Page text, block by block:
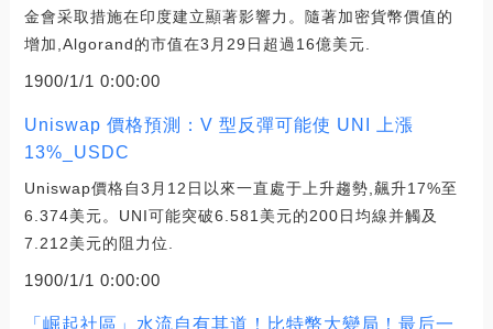
金會采取措施在印度建立顯著影響力。隨著加密貨幣價值的
增加,Algorand的市值在3月29日超過16億美元.
1900/1/1 0:00:00
Uniswap 價格預測：V 型反彈可能使 UNI 上漲
13%_USDC
Uniswap價格自3月12日以來一直處于上升趨勢,飆升17%至
6.374美元。UNI可能突破6.581美元的200日均線并觸及
7.212美元的阻力位.
1900/1/1 0:00:00
「崛起社區」水流自有其道！比特幣大變局！最后一